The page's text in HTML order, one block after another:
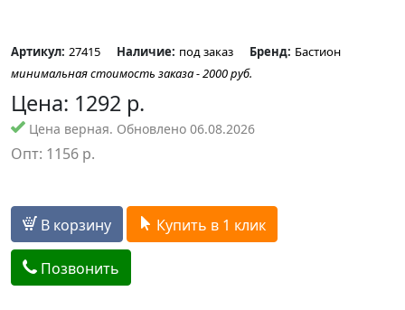
Артикул: 27415 Наличие: под заказ Бренд: Бастион
минимальная стоимость заказа - 2000 руб.
Цена: 1292 р.
Цена верная. Обновлено 06.08.2026
Опт: 1156 р.
В корзину Купить в 1 клик
Позвонить